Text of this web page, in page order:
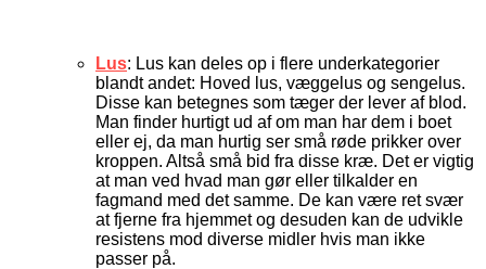
Lus: Lus kan deles op i flere underkategorier
blandt andet: Hoved lus, væggelus og sengelus.
Disse kan betegnes som tæger der lever af blod.
Man finder hurtigt ud af om man har dem i boet
eller ej, da man hurtig ser små røde prikker over
kroppen. Altså små bid fra disse kræ. Det er vigtig
at man ved hvad man gør eller tilkalder en
fagmand med det samme. De kan være ret svær
at fjerne fra hjemmet og desuden kan de udvikle
resistens mod diverse midler hvis man ikke
passer på.